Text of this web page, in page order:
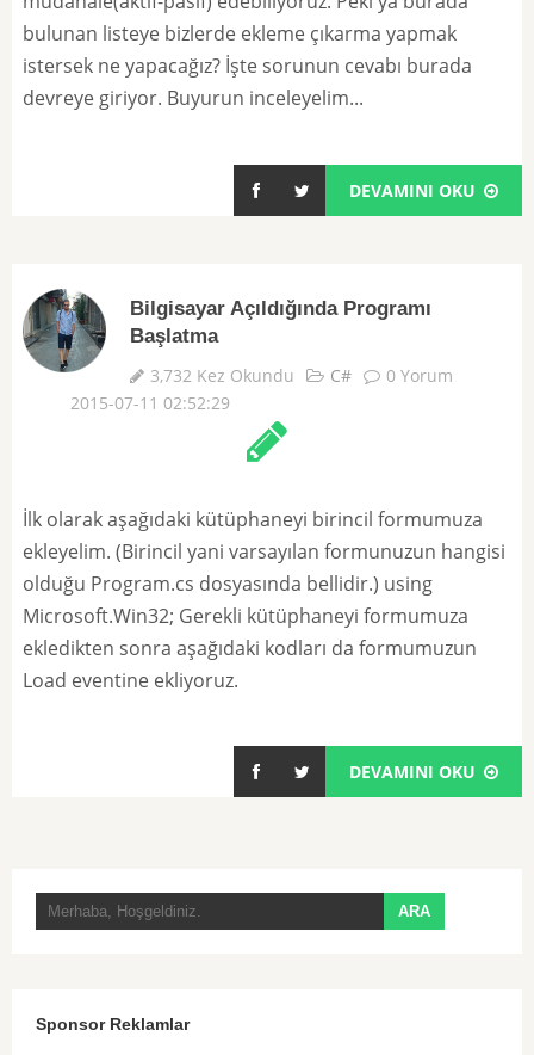
bulunan listeye bizlerde ekleme çıkarma yapmak
istersek ne yapacağız? İşte sorunun cevabı burada
devreye giriyor. Buyurun inceleyelim...
DEVAMINI OKU
Bilgisayar Açıldığında Programı
Başlatma
3,732 Kez Okundu
C#
0 Yorum
2015-07-11 02:52:29
İlk olarak aşağıdaki kütüphaneyi birincil formumuza
ekleyelim. (Birincil yani varsayılan formunuzun hangisi
olduğu Program.cs dosyasında bellidir.) using
Microsoft.Win32; Gerekli kütüphaneyi formumuza
ekledikten sonra aşağıdaki kodları da formumuzun
Load eventine ekliyoruz.
DEVAMINI OKU
Sponsor Reklamlar